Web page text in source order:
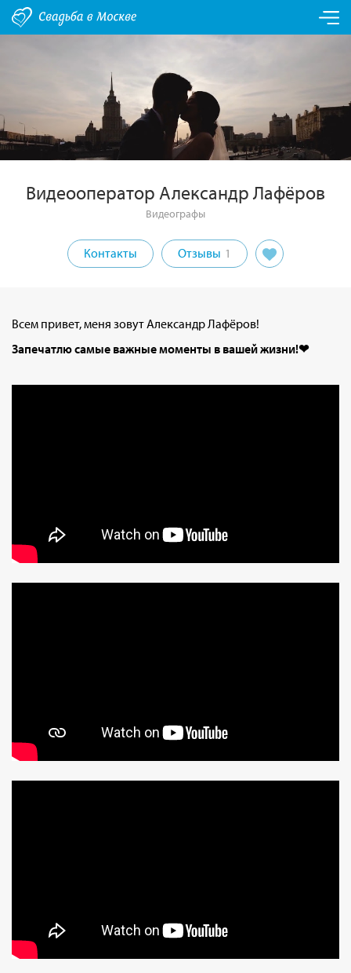
Видеооператор Александр Лафёров
Видеографы
Контакты Отзывы 1
Всем привет, меня зовут Александр Лафёров!
Запечатлю самые важные моменты в вашей жизни!❤